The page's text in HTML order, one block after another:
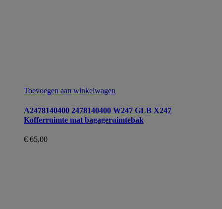
Toevoegen aan winkelwagen
A2478140400 2478140400 W247 GLB X247
Kofferruimte mat bagageruimtebak
€ 65,00